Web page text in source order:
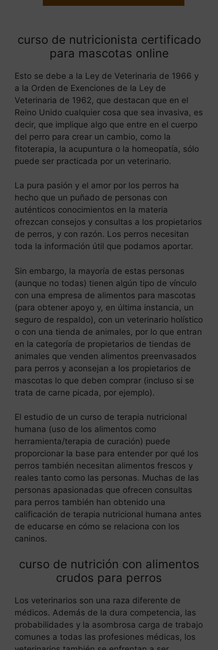
curso de nutricionista certificado
para mascotas online
Esto se debe a la Ley de Veterinaria de 1966 y
a la Orden de Exenciones de la Ley de
Veterinaria de 1962, que destacan que en el
Reino Unido cualquier cosa que sea invasiva, es
decir, que implique algo que entre en el cuerpo
del perro para crear un cambio, como la
fitoterapia, la acupuntura o la homeopatía, sólo
puede ser practicada por un veterinario.
La pura pasión y el amor por los perros ha
hecho que un puñado de personas con
auténticos conocimientos en la materia
ofrezcan consejos y consultas a los propietarios
de perros, y con razón. Los perros necesitan
toda la información útil que podamos aportar.
Sin embargo, la mayoría de estas personas
(aunque no todas) tienen algún tipo de vínculo
con una empresa de alimentos para mascotas
(para obtener apoyo y, en última instancia, un
seguro de respaldo), con un veterinario holístico
o con una tienda de animales, por lo que entran
en la categoría de propietarios de tiendas de
animales que venden alimentos preenvasados
para perros y aconsejan a los propietarios de
mascotas lo que deben comprar (incluso si se
trata de carne picada, por ejemplo).
El estudio de un curso de terapia nutricional
humana (uso de los alimentos como
herramienta/terapia de curación) puede
proporcionar la base para entender por qué los
perros también necesitan alimentos frescos y
reales tanto como las personas. Muchas de las
personas apasionadas que ofrecen consultas
para perros también han obtenido una
calificación de terapia nutricional humana antes
de educarse en cómo se relaciona con los
caninos.
curso de nutrición con alimentos
crudos para perros
Los veterinarios son una raza diferente de
médicos. Además de la dura competencia, las
probabilidades y la asombrosa carga de trabajo
comunes a todas las profesiones médicas, los